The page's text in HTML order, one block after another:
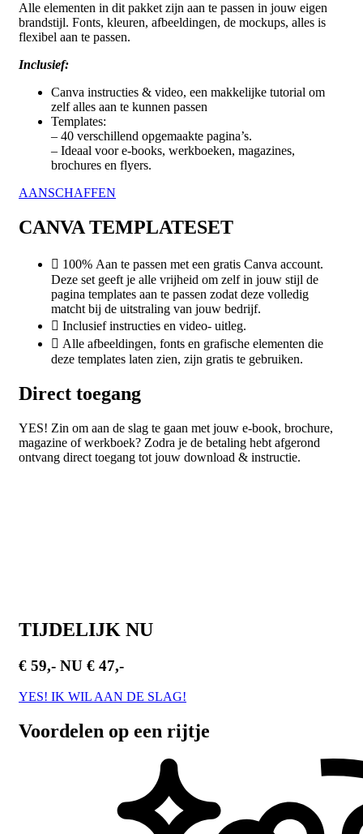
Alle elementen in dit pakket zijn aan te passen in jouw eigen
brandstijl. Fonts, kleuren, afbeeldingen, de mockups, alles is
flexibel aan te passen.
Inclusief:
Canva instructies & video, een makkelijke tutorial om
zelf alles aan te kunnen passen
Templates:
– 40 verschillend opgemaakte pagina’s.
– Ideaal voor e-books, werkboeken, magazines,
brochures en flyers.
AANSCHAFFEN
CANVA TEMPLATESET
100% Aan te passen met een gratis Canva account.
Deze set geeft je alle vrijheid om zelf in jouw stijl de
pagina templates aan te passen zodat deze volledig
matcht bij de uitstraling van jouw bedrijf.
Inclusief instructies en video- uitleg.
Alle afbeeldingen, fonts en grafische elementen die
deze templates laten zien, zijn gratis te gebruiken.
Direct toegang
YES! Zin om aan de slag te gaan met jouw e-book, brochure,
magazine of werkboek? Zodra je de betaling hebt afgerond
ontvang direct toegang tot jouw download & instructie.
TIJDELIJK NU
€ 59,- NU € 47,-
YES! IK WIL AAN DE SLAG!
Voordelen op een rijtje